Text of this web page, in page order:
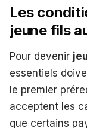
Les
jeune fils
Pour devenir
essentiels
le premier
acceptent les
que certains